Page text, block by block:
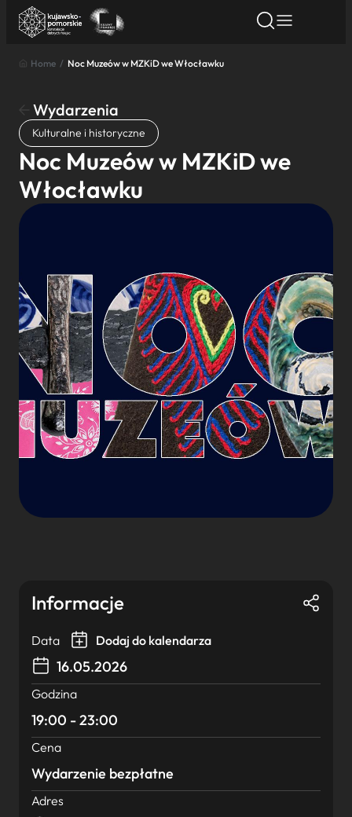
Znajdź atrakcję
Nazwa atrakcji
Miasto
Wyszukaj
Home / Noc Muzeów w MZKiD we Włocławku
Wydarzenia
Kulturalne i historyczne
Noc Muzeów w MZKiD we
Włocławku
Informacje
Data Dodaj do kalendarza
16.05.2026
Godzina
19:00 - 23:00
Cena
Wydarzenie bezpłatne
Adres